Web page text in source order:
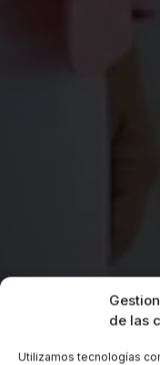
de las
Utilizamos tecnologías